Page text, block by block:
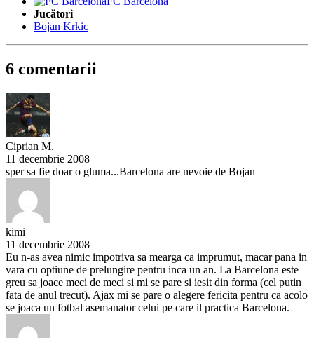
Jucători
Bojan Krkic
6 comentarii
Ciprian M.
11 decembrie 2008
sper sa fie doar o gluma...Barcelona are nevoie de Bojan
kimi
11 decembrie 2008
Eu n-as avea nimic impotriva sa mearga ca imprumut, macar pana in
vara cu optiune de prelungire pentru inca un an. La Barcelona este
greu sa joace meci de meci si mi se pare si iesit din forma (cel putin
fata de anul trecut). Ajax mi se pare o alegere fericita pentru ca acolo
se joaca un fotbal asemanator celui pe care il practica Barcelona.